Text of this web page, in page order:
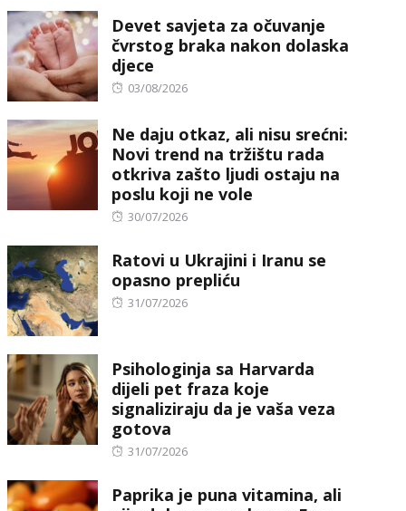
Devet savjeta za očuvanje
čvrstog braka nakon dolaska
djece
Posted
03/08/2026
Ne daju otkaz, ali nisu srećni:
Novi trend na tržištu rada
otkriva zašto ljudi ostaju na
poslu koji ne vole
Posted
30/07/2026
Ratovi u Ukrajini i Iranu se
opasno prepliću
Posted
31/07/2026
Psihologinja sa Harvarda
dijeli pet fraza koje
signaliziraju da je vaša veza
gotova
Posted
31/07/2026
Paprika je puna vitamina, ali